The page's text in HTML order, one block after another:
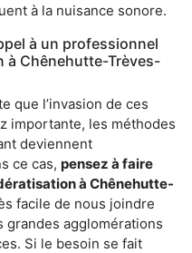
à la nuisance sonore.
à un professionnel
à Chênehutte-Trèves-
que l’invasion de ces
importante, les méthodes
deviennent
ce cas, pensez à faire
à Chênehutte-
facile de nous joindre
grandes agglomérations
Si le besoin se fait